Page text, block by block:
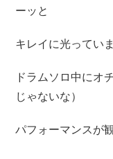
ーッと
キレイに光ってい
ドラムソロ中にオ
じゃないな）
パフォーマンスが